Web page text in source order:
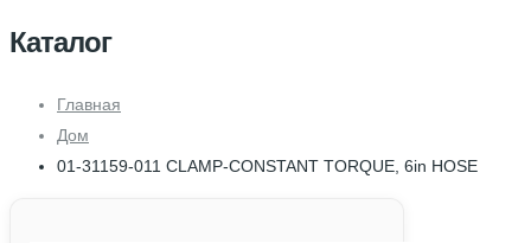
Каталог
Главная
Дом
01-31159-011 CLAMP-CONSTANT TORQUE, 6in HOSE